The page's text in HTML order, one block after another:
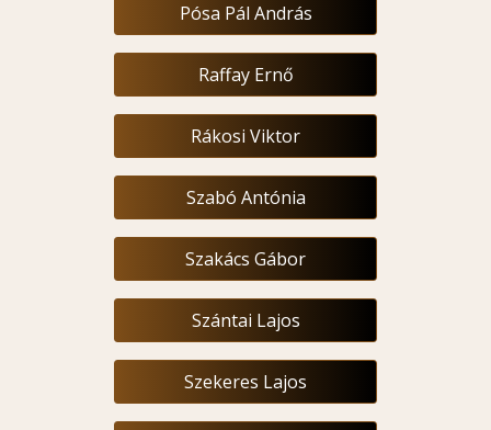
Pósa Pál András
Raffay Ernő
Rákosi Viktor
Szabó Antónia
Szakács Gábor
Szántai Lajos
Szekeres Lajos